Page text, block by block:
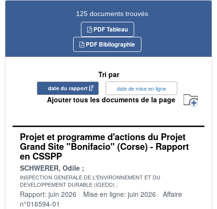
125 documents trouvés
PDF Tableau
PDF Bibliographie
Tri par
date du rapport date de mise en ligne
Ajouter tous les documents de la page
Projet et programme d'actions du Projet
Grand Site "Bonifacio" (Corse) - Rapport
en CSSPP
SCHWERER, Odile
INSPECTION GENERALE DE L'ENVIRONNEMENT ET DU
DEVELOPPEMENT DURABLE (IGEDD)
Rapport: juin 2026 Mise en ligne: juin 2026
Affaire
n°016594-01